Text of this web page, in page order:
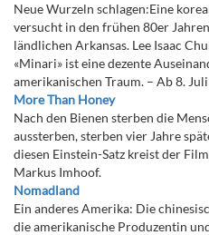
Neue Wurzeln schlagen:Eine
versucht in den frühen 80er
ländlichen Arkansas. Lee Isaac
«Minari» ist eine dezente
amerikanischen Traum. – Ab 8.
More Than Honey
Nach den Bienen sterben die
aussterben, sterben vier Jahre
diesen Einstein-Satz kreist der
Markus Imhoof.
Nomadland
Ein anderes Amerika: Die
die amerikanische Produzentin